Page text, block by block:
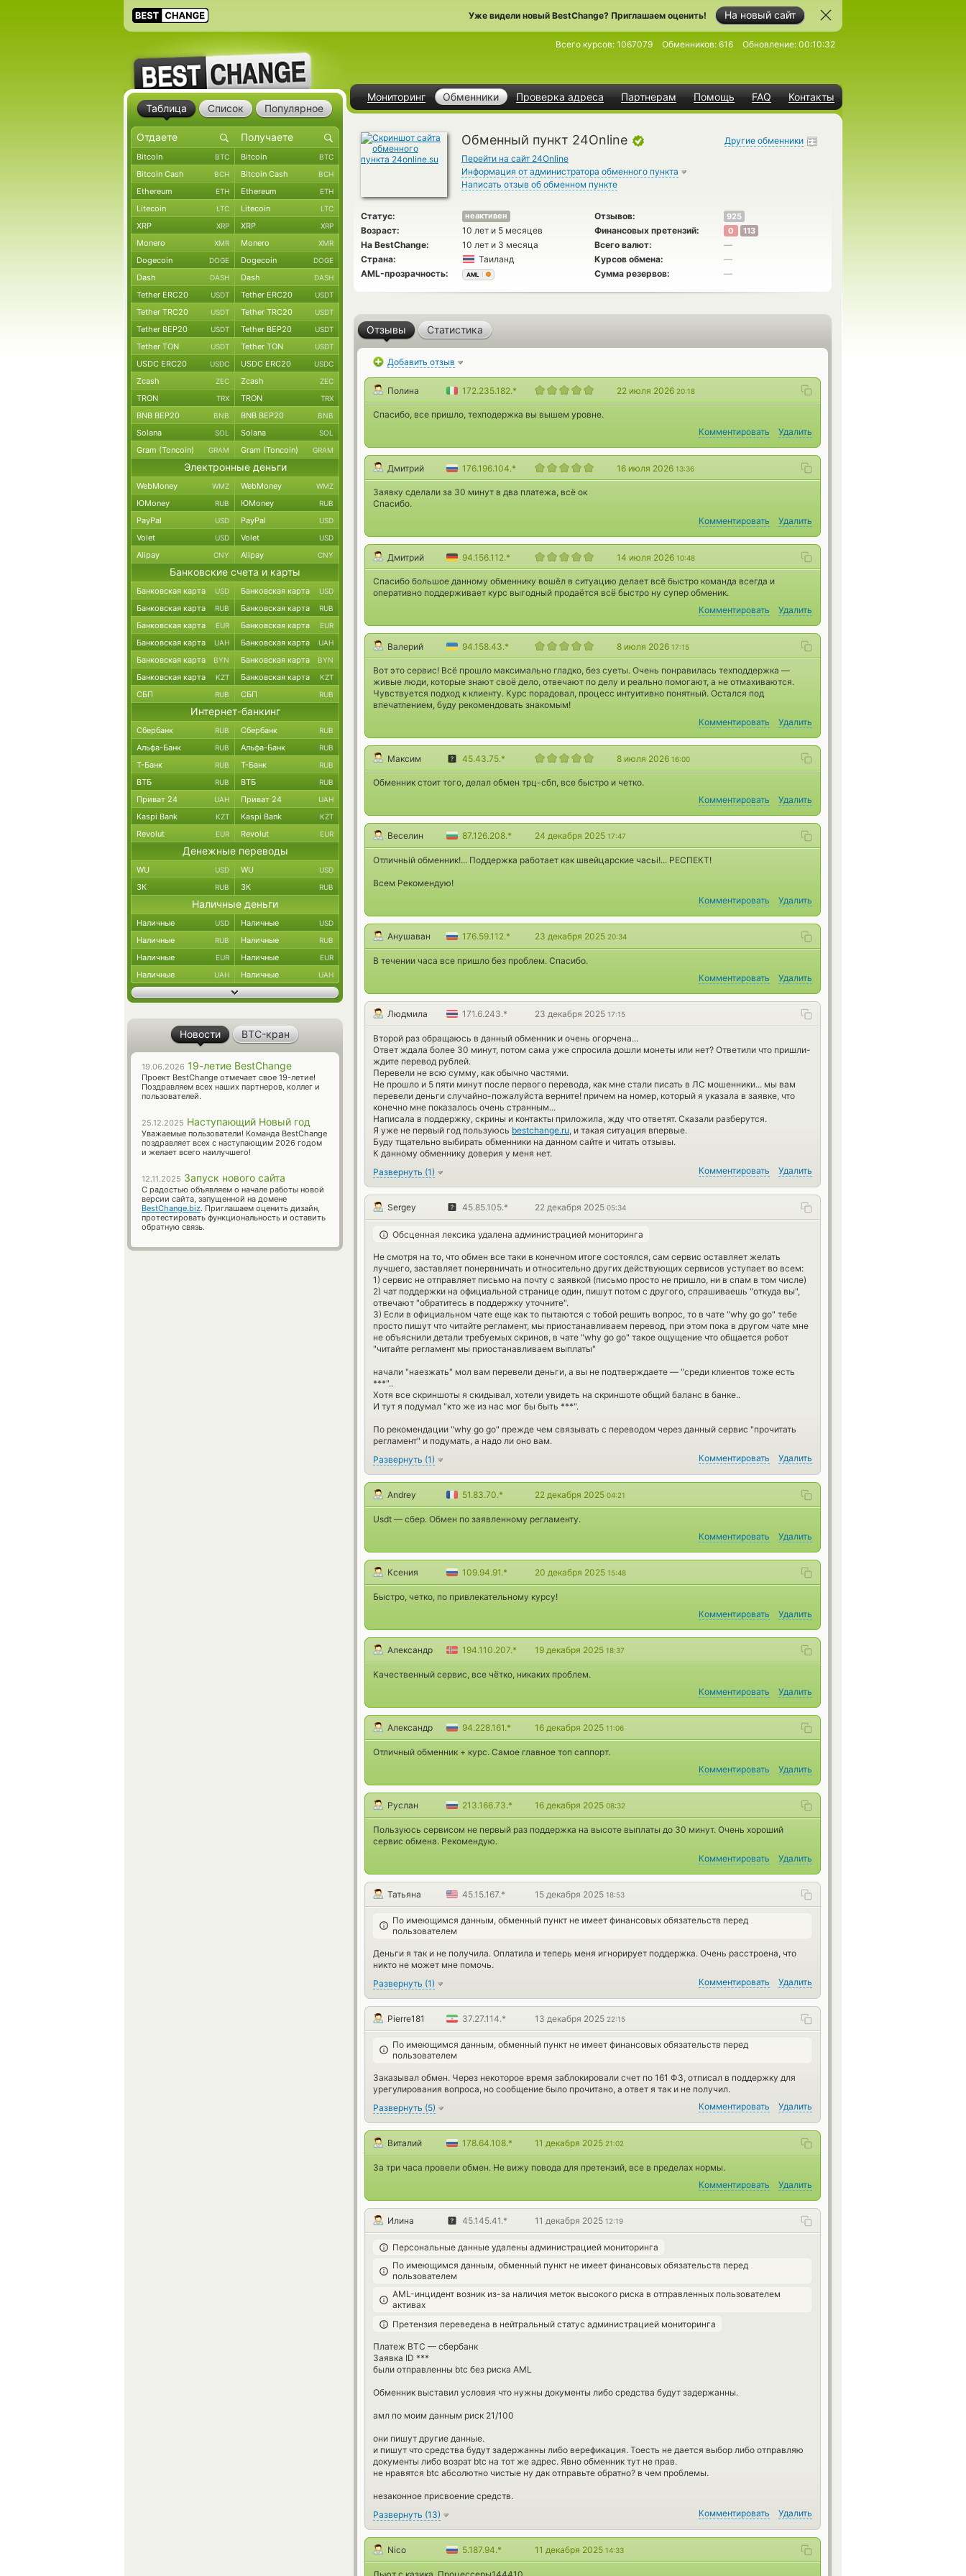
На новый сайт
Уже видели новый BestChange? Приглашаем оценить!
Мониторинг Обменники Проверка адреса Партнерам Помощь FAQ Контакты
Всего курсов: 1067079 Обменников: 616 Обновление: 00:10:32
Обменный пункт 24Online
Перейти на сайт 24Online
Информация от администратора обменного пункта
Написать отзыв об обменном пункте
Другие обменники
Статус: неактивен Отзывов: 925
Возраст: 10 лет и 5 месяцев Финансовых претензий: 0 113
На BestChange: 10 лет и 3 месяца Всего валют:
—
Страна:
Таиланд Курсов обмена:
—
AML-прозрачность:
AML Сумма резервов: —
Отзывы Статистика
Добавить отзыв
Полина 172.235.182.* 22 июля 2026 20:18
Спасибо, все пришло, техподержка вы вышем уровне.
Комментировать
Удалить
Дмитрий 176.196.104.* 16 июля 2026 13:36
Заявку сделали за 30 минут в два платежа, всё ок
Спасибо.
Комментировать
Удалить
Дмитрий 94.156.112.* 14 июля 2026 10:48
Спасибо большое данному обменнику вошёл в ситуацию делает всё быстро команда всегда и
оперативно поддерживает курс выгодный продаётся всё быстро ну супер обменик.
Комментировать
Удалить
Валерий 94.158.43.* 8 июля 2026 17:15
Вот это сервис! Всё прошло максимально гладко, без суеты. Очень понравилась техподдержка —
живые люди, которые знают своё дело, отвечают по делу и реально помогают, а не отмахиваются.
Чувствуется подход к клиенту. Курс порадовал, процесс интуитивно понятный. Остался под
впечатлением, буду рекомендовать знакомым!
Комментировать
Удалить
Максим 45.43.75.* 8 июля 2026 16:00
Обменник стоит того, делал обмен трц-сбп, все быстро и четко.
Комментировать
Удалить
Веселин 87.126.208.* 24 декабря 2025 17:47
Отличньiй обменник!... Поддержка работает как швейцарские часьi!... РЕСПЕКТ!
Всем Рекомендую!
Комментировать
Удалить
Анушаван 176.59.112.* 23 декабря 2025 20:34
В течении часа все пришло без проблем. Спасибо.
Комментировать
Удалить
Людмила 171.6.243.* 23 декабря 2025 17:15
Второй раз обращаюсь в данный обменник и очень огорчена...
Ответ ждала более 30 минут, потом сама уже спросила дошли монеты или нет? Ответили что пришли-
ждите перевод рублей.
Перевели не всю сумму, как обычно частями.
Не прошло и 5 пяти минут после первого перевода, как мне стали писать в ЛС мошенники... мы вам
перевели деньги случайно-пожалуйста верните! причем на номер, который я указала в заявке, что
конечно мне показалось очень странным...
Написала в поддержку, скрины и контакты приложила, жду что ответят. Сказали разберутся.
Я уже не первый год пользуюсь bestchange.ru, и такая ситуация впервые.
Буду тщательно выбирать обменники на данном сайте и читать отзывы.
К данному обменнику доверия у меня нет.
Развернуть (1) Комментировать Удалить
Sergey 45.85.105.* 22 декабря 2025 05:34
Обсценная лексика удалена администрацией мониторинга
Не смотря на то, что обмен все таки в конечном итоге состоялся, сам сервис оставляет желать
лучшего, заставляет понервничать и относительно других действующих сервисов уступает во всем:
1) сервис не отправляет письмо на почту с заявкой (письмо просто не пришло, ни в спам в том числе)
2) чат поддержки на официальной странице один, пишут потом с другого, спрашиваешь "откуда вы",
отвечают "обратитесь в поддержку уточните".
3) Если в официальном чате еще как то пытаются с тобой решить вопрос, то в чате "why go go" тебе
просто пишут что читайте регламент, мы приостанавливаем перевод, при этом пока в другом чате мне
не объяснили детали требуемых скринов, в чате "why go go" такое ощущение что общается робот
"читайте регламент мы приостанавливаем выплаты"
начали "наезжать" мол вам перевели деньги, а вы не подтверждаете — "среди клиентов тоже есть
***"..
Хотя все скриншоты я скидывал, хотели увидеть на скриншоте общий баланс в банке..
И тут я подумал "кто же из нас мог бы быть ***".
По рекомендации "why go go" прежде чем связывать с переводом через данный сервис "прочитать
регламент" и подумать, а надо ли оно вам.
Развернуть (1) Комментировать Удалить
Andrey 51.83.70.* 22 декабря 2025 04:21
Usdt — сбер. Обмен по заявленному регламенту.
Комментировать
Удалить
Ксения 109.94.91.* 20 декабря 2025 15:48
Быстро, четко, по привлекательному курсу!
Комментировать
Удалить
Александр 194.110.207.* 19 декабря 2025 18:37
Качественный сервис, все чётко, никаких проблем.
Комментировать
Удалить
Александр 94.228.161.* 16 декабря 2025 11:06
Отличный обменник + курс. Самое главное топ саппорт.
Комментировать
Удалить
Руслан 213.166.73.* 16 декабря 2025 08:32
Пользуюсь сервисом не первый раз поддержка на высоте выплаты до 30 минут. Очень хороший
сервис обмена. Рекомендую.
Комментировать
Удалить
Татьяна 45.15.167.* 15 декабря 2025 18:53
По имеющимся данным, обменный пункт не имеет финансовых обязательств перед
пользователем
Деньги я так и не получила. Оплатила и теперь меня игнорирует поддержка. Очень расстроена, что
никто не может мне помочь.
Развернуть (1) Комментировать Удалить
Pierre181 37.27.114.* 13 декабря 2025 22:15
По имеющимся данным, обменный пункт не имеет финансовых обязательств перед
пользователем
Заказывал обмен. Через некоторое время заблокировали счет по 161 ФЗ, отписал в поддержку для
урегулирования вопроса, но сообщение было прочитано, а ответ я так и не получил.
Развернуть (5) Комментировать Удалить
Виталий 178.64.108.* 11 декабря 2025 21:02
За три часа провели обмен. Не вижу повода для претензий, все в пределах нормы.
Комментировать
Удалить
Илина 45.145.41.* 11 декабря 2025 12:19
Персональные данные удалены администрацией мониторинга
По имеющимся данным, обменный пункт не имеет финансовых обязательств перед
пользователем
AML-инцидент возник из-за наличия меток высокого риска в отправленных пользователем
активах
Претензия переведена в нейтральный статус администрацией мониторинга
Платеж BTC — сбербанк
Заявка ID ***
были отправленны btc без риска AML
Обменник выставил условия что нужны документы либо средства будут задержанны.
амл по моим данным риск 21/100
они пишут другие данные.
и пишут что средства будут задержанны либо верефикация. Тоесть не дается выбор либо отправляю
документы либо возрат btc на тот же адрес. Явно обменник тут не прав.
не нравятся btc абсолютно чистые ну дак отправьте обратно? в чем проблемы.
незаконное присвоение средств.
Развернуть (13) Комментировать Удалить
Nico 5.187.94.* 11 декабря 2025 14:33
Таблица Список Популярное
Bitcoin BTC Bitcoin BTC
Bitcoin Cash BCH Bitcoin Cash BCH
Ethereum ETH Ethereum ETH
Litecoin LTC Litecoin LTC
XRP XRP XRP XRP
Monero XMR Monero XMR
Dogecoin DOGE Dogecoin DOGE
Dash DASH Dash DASH
Tether ERC20 USDT Tether ERC20 USDT
Tether TRC20 USDT Tether TRC20 USDT
Tether BEP20 USDT Tether BEP20 USDT
Tether TON USDT Tether TON USDT
USDC ERC20 USDC USDC ERC20 USDC
Zcash ZEC Zcash ZEC
TRON TRX TRON TRX
BNB BEP20 BNB BNB BEP20 BNB
Solana SOL Solana SOL
Gram (Toncoin) GRAM Gram (Toncoin) GRAM
Электронные деньги
WebMoney WMZ WebMoney WMZ
ЮMoney RUB ЮMoney RUB
PayPal USD PayPal USD
Volet USD Volet USD
Alipay CNY Alipay CNY
Банковские счета и карты
Банковская карта USD Банковская карта USD
Банковская карта RUB Банковская карта RUB
Банковская карта EUR Банковская карта EUR
Банковская карта UAH Банковская карта UAH
Банковская карта BYN Банковская карта BYN
Банковская карта KZT Банковская карта KZT
СБП RUB СБП RUB
Интернет-банкинг
Сбербанк RUB Сбербанк RUB
Альфа-Банк RUB Альфа-Банк RUB
Т-Банк RUB Т-Банк RUB
ВТБ RUB ВТБ RUB
Приват 24 UAH Приват 24 UAH
Kaspi Bank KZT Kaspi Bank KZT
Revolut EUR Revolut EUR
Денежные переводы
WU USD WU USD
ЗК RUB ЗК RUB
Наличные деньги
Наличные USD Наличные USD
Наличные RUB Наличные RUB
Наличные EUR Наличные EUR
Наличные UAH Наличные UAH
Новости BTC-кран
19.06.2026 19-летие BestChange
Проект BestChange отмечает свое 19-летие!
Поздравляем всех наших партнеров, коллег и
пользователей.
25.12.2025 Наступающий Новый год
Уважаемые пользователи! Команда BestChange
поздравляет всех с наступающим 2026 годом
и желает всего наилучшего!
12.11.2025 Запуск нового сайта
С радостью объявляем о начале работы новой
версии сайта, запущенной на домене
BestChange.biz. Приглашаем оценить дизайн,
протестировать функциональность и оставить
обратную связь.